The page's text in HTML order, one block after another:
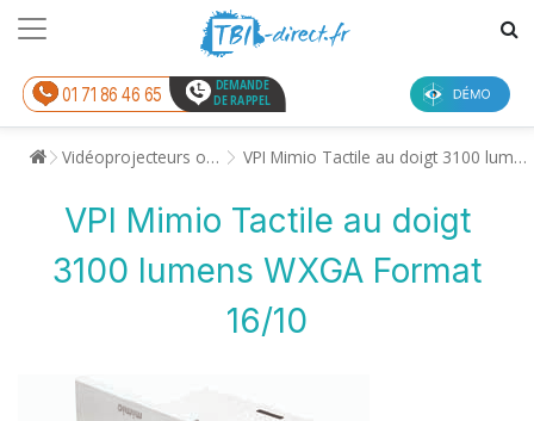
01 71 86 46 65
DEMANDE
DE RAPPEL
Vidéoprojecteurs ou Tableaux Interactifs VPI Mimio Tactile au doigt 3100 lumens WXGA Format 16/10
VPI Mimio Tactile au doigt
3100 lumens WXGA Format
16/10